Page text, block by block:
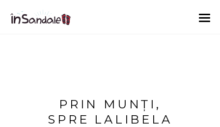
PRIN MUNȚI,
SPRE LALIBELA